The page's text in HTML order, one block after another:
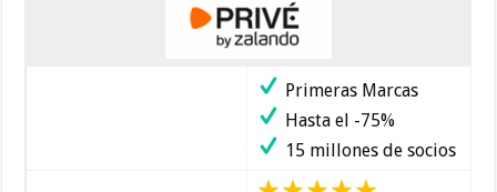
Primeras Marcas
Hasta el -75%
15 millones de socios